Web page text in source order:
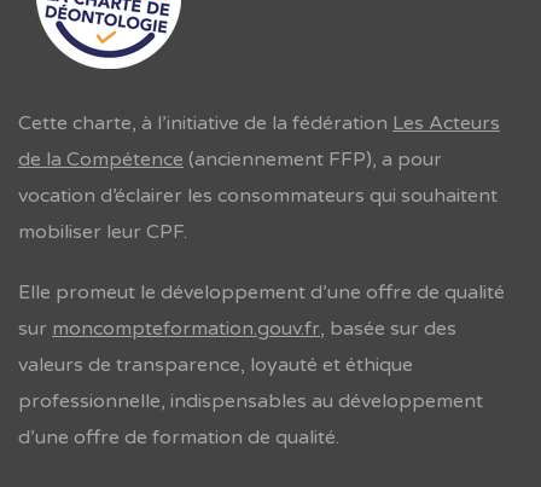
Cette charte, à l’initiative de la fédération Les Acteurs
de la Compétence (anciennement FFP), a pour
vocation d’éclairer les consommateurs qui souhaitent
mobiliser leur CPF.
Elle promeut le développement d’une offre de qualité
sur moncompteformation.gouv.fr, basée sur des
valeurs de transparence, loyauté et éthique
professionnelle, indispensables au développement
d’une offre de formation de qualité.